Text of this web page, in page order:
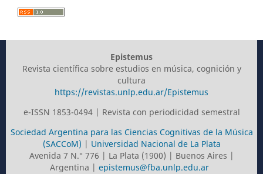
Epistemus
Revista científica sobre estudios en música, cognición y
cultura
https://revistas.unlp.edu.ar/Epistemus
e-ISSN 1853-0494 | Revista con periodicidad semestral
Sociedad Argentina para las Ciencias Cognitivas de la Música
(SACCoM) | Universidad Nacional de La Plata
Avenida 7 N.° 776 | La Plata (1900) | Buenos Aires |
Argentina | epistemus@fba.unlp.edu.ar